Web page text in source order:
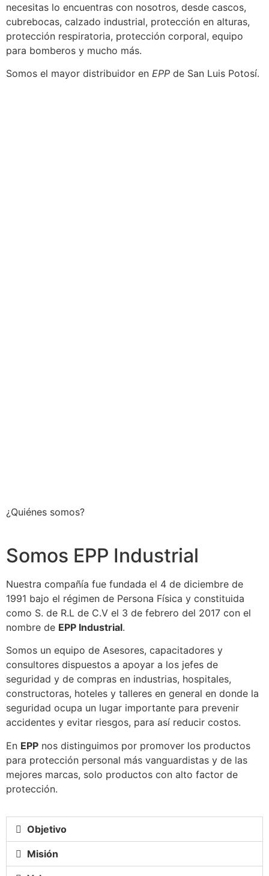
necesitas lo encuentras con nosotros, desde cascos,
cubrebocas, calzado industrial, protección en alturas,
protección respiratoria, protección corporal, equipo
para bomberos y mucho más.
Somos el mayor distribuidor en EPP de San Luis Potosí.
¿Quiénes somos?
Somos EPP Industrial
Nuestra compañía fue fundada el 4 de diciembre de
1991 bajo el régimen de Persona Física y constituida
como S. de R.L de C.V el 3 de febrero del 2017 con el
nombre de EPP Industrial.
Somos un equipo de Asesores, capacitadores y
consultores dispuestos a apoyar a los jefes de
seguridad y de compras en industrias, hospitales,
constructoras, hoteles y talleres en general en donde la
seguridad ocupa un lugar importante para prevenir
accidentes y evitar riesgos, para así reducir costos.
En EPP nos distinguimos por promover los productos
para protección personal más vanguardistas y de las
mejores marcas, solo productos con alto factor de
protección.
Objetivo
Misión